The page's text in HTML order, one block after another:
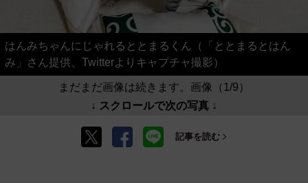
はんみちゃんにじゃれるととまるくん（「ととまるとはん
み」さん提供、Twitterよりキャプチャ撮影）
まだまだ画像は続きます。画像（1/9）
↓ スクロールで次の写真 ↓
記事を読む